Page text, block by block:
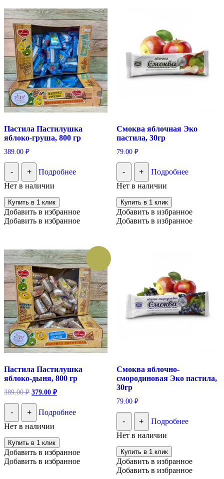
Пастила Пастилушка
яблоко-груша, 800 гр
389.00 ₽
- +
Подробнее
Нет в наличии
Купить в 1 клик
Добавить в избранное
Добавить в избранное
Смоква яблочная Эко
пастила, 30гр
79.00 ₽
- +
Подробнее
Нет в наличии
Купить в 1 клик
Добавить в избранное
Добавить в избранное
Пастила Пастилушка
яблоко-дыня, 800 гр
389.00₽ Первоначальная
составляла
389.00 ₽.
379.00 ₽Текущая
379.00 ₽.
- +
Подробнее
Нет в наличии
Купить в 1 клик
Добавить в избранное
Добавить в избранное
Смоква яблочно-
смородиновая Эко пастила,
30гр
79.00 ₽
- +
Подробнее
Нет в наличии
Купить в 1 клик
Добавить в избранное
Добавить в избранное